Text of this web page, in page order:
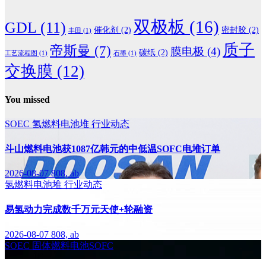
GDL (11) 丰田 (1) 催化剂 (2) 双极板 (16) 密封胶 (2)
工艺流程图 (1) 帝斯曼 (7) 石墨 (1) 碳纸 (2) 膜电极 (4) 质子
交换膜 (12)
You missed
SOEC 氢燃料电池堆 行业动态
斗山燃料电池获1087亿韩元的中低温SOFC电堆订单
2026-08-07808, ab
氢燃料电池堆 行业动态
易氢动力完成数千万元天使+轮融资
2026-08-07 808, ab
SOEC 固体燃料电池SOFC